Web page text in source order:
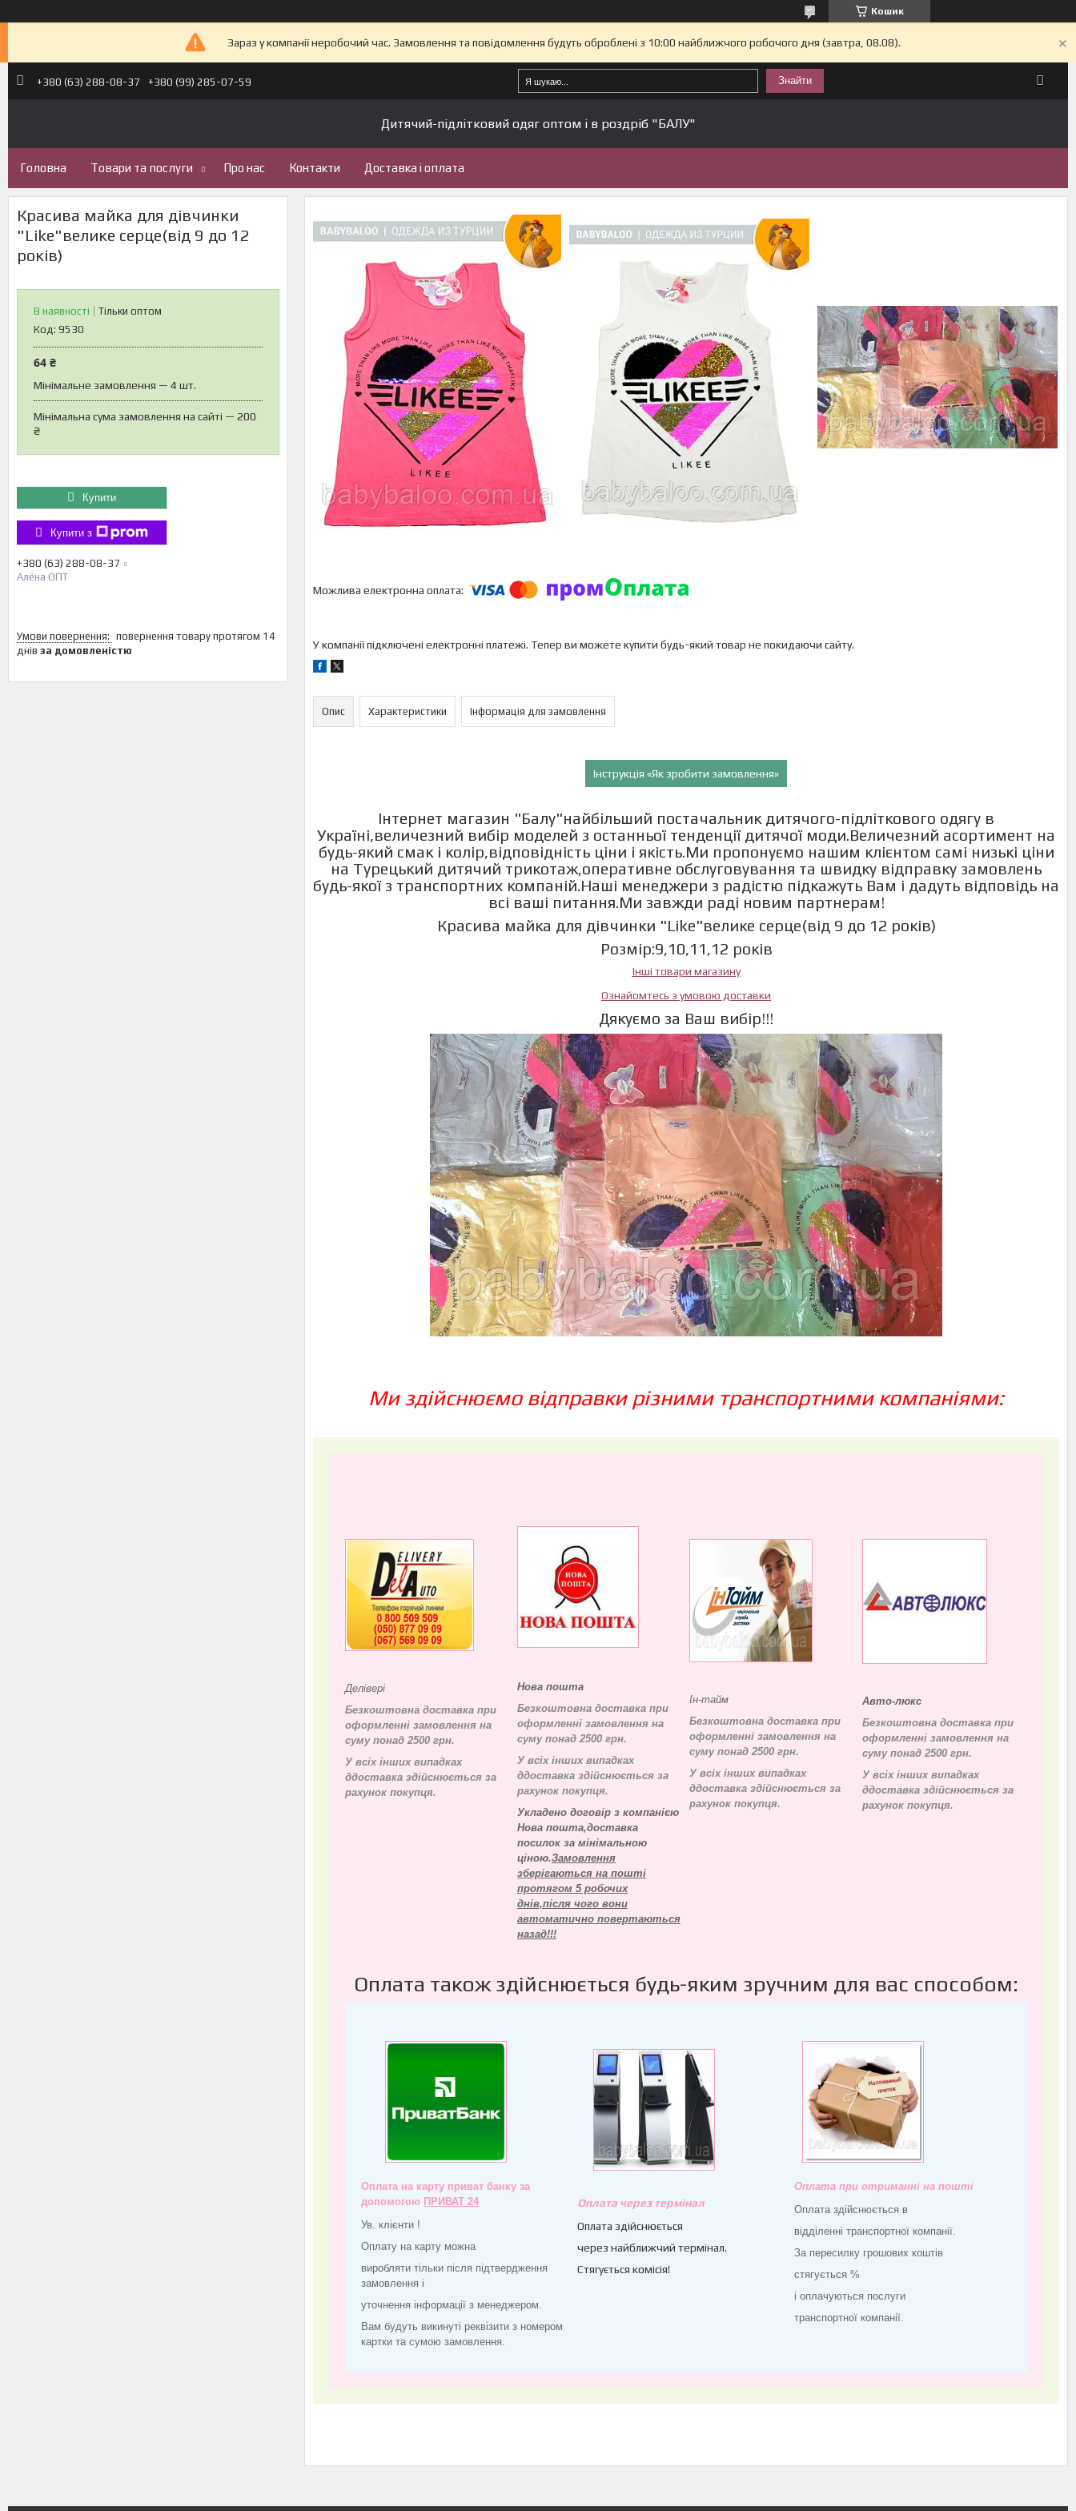
Кошик
Зараз у компанії неробочий час. Замовлення та повідомлення будуть оброблені з 10:00 найближчого робочого дня (завтра, 08.08).
+380 (63) 288-08-37 +380 (99) 285-07-59 Знайти
Дитячий-підлітковий одяг оптом і в роздріб "БАЛУ"
Головна Товари та послуги Про нас Контакти Доставка і оплата
Красива майка для дівчинки
"Like"велике серце(від 9 до 12
років)
В наявності
Тільки оптом
Код: 9530
64 ₴
Мінімальне замовлення — 4 шт.
Мінімальна сума замовлення на сайті — 200
₴
Купити
Купити з
+380 (63) 288-08-37
Алёна ОПТ
повернення товару протягом 14
днів за домовленістю У компанії підключені електронні платежі. Тепер ви можете купити будь-який товар не покидаючи сайту.
Опис Характеристики Інформація для замовлення
Інструкція «Як зробити замовлення»
Інтернет магазин "Балу"найбільший постачальник дитячого-підліткового одягу в
Україні,величезний вибір моделей з останньої тенденції дитячої моди.Величезний асортимент на
будь-який смак і колір,відповідність ціни і якість.Ми пропонуємо нашим клієнтом самі низькі ціни
на Турецький дитячий трикотаж,оперативне обслуговування та швидку відправку замовлень
будь-якої з транспортних компаній.Наші менеджери з радістю підкажуть Вам і дадуть відповідь на
всі ваші питання.Ми завжди раді новим партнерам!
Красива майка для дівчинки "Like"велике серце(від 9 до 12 років)
Розмір:9,10,11,12 років
Інші товари магазину
Ознайомтесь з умовою доставки
Дякуємо за Ваш вибір!!!
Ми здійснюємо відправки різними транспортними компаніями:
Делівері
Безкоштовна доставка при
оформленні замовлення на
суму понад 2500 грн.
У всіх інших випадках
ддоставка здійснюється за
рахунок покупця.
Нова пошта
Безкоштовна доставка при
оформленні замовлення на
суму понад 2500 грн.
У всіх інших випадках
ддоставка здійснюється за
рахунок покупця.
Укладено договір з компанією
Нова пошта,доставка
посилок за мінімальною
ціною.Замовлення
зберігаються на пошті
протягом 5 робочих
днів,після чого вони
автоматично повертаються
назад!!!
Ін-тайм
Безкоштовна доставка при
оформленні замовлення на
суму понад 2500 грн.
У всіх інших випадках
ддоставка здійснюється за
рахунок покупця.
Авто-люкс
Безкоштовна доставка при
оформленні замовлення на
суму понад 2500 грн.
У всіх інших випадках
ддоставка здійснюється за
рахунок покупця.
Оплата також здійснюється будь-яким зручним для вас способом:
Оплата на карту приват банку за
допомогою ПРИВАТ 24
Ув. клієнти !
Оплату на карту можна
виробляти тільки після підтвердження
замовлення і
уточнення інформації з менеджером.
Вам будуть викинуті реквізити з номером
картки та сумою замовлення.
Оплата через термінал
Оплата здійснюється
через найближчий термінал.
Стягується комісія!
Оплата при отриманні на пошті
Оплата здійснюється в
відділенні транспортної компанії.
За пересилку грошових коштів
стягується %
і оплачуються послуги
транспортної компанії.